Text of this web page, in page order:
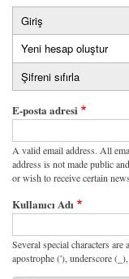
Birincil
sekmeler
Giriş
Yeni hesap oluştur(etkin
Şifreni sıfırla
E-posta adresi
A valid email address. All
address is not made public
or wish to receive certain
Kullanıcı Adı
Several special characters
apostrophe ('), underscore